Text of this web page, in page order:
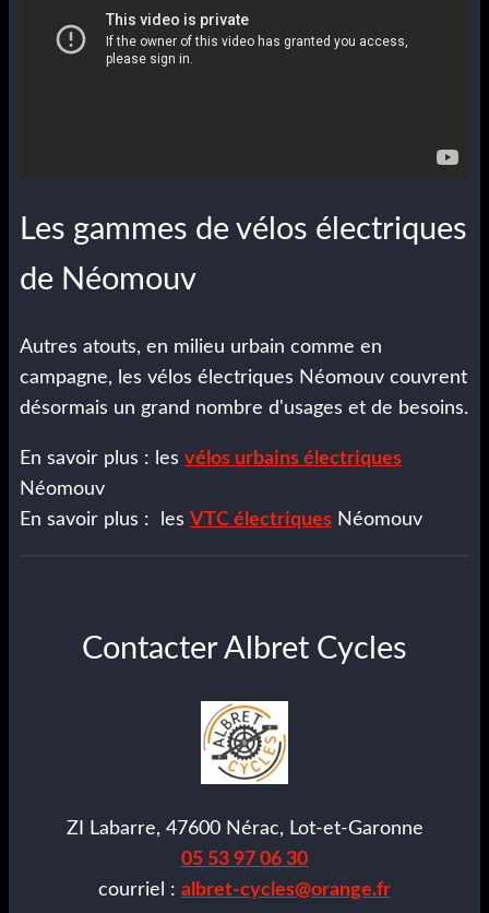
Les gammes de vélos électriques
de Néomouv
Autres atouts, en milieu urbain comme en
campagne, les vélos électriques Néomouv couvrent
désormais un grand nombre d'usages et de besoins.
En savoir plus : les vélos urbains électriques
Néomouv
En savoir plus : les VTC électriques Néomouv
Contacter Albret Cycles
ZI Labarre, 47600 Nérac, Lot-et-Garonne
05 53 97 06 30
courriel : albret-cycles@orange.fr